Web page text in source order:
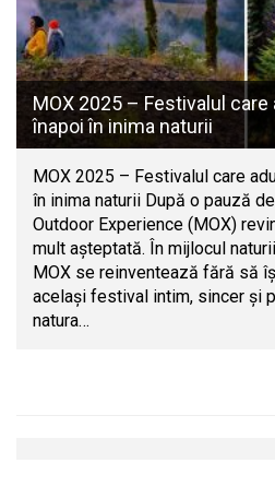
MOX 2025 – Festivalul
înapoi în inima naturii
MOX 2025 – Festivalul care
în inima naturii După o pauză
Outdoor Experience (MOX)
mult așteptată. În mijlocul
MOX se reinventează fără să
același festival intim, sincer și
natura…